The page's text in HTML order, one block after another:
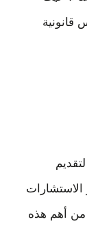
قانونية
الاستشارات
من أهم هذه